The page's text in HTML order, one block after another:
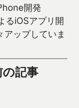
開発
るiOSアプリ開
ップしていま
記事